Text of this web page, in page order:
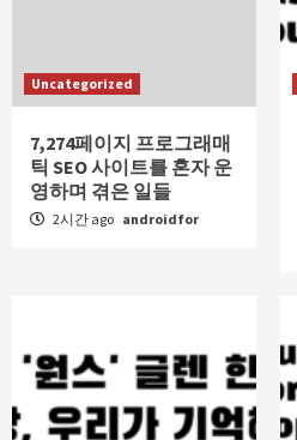
Uncategorized
7,274페이지 프로그래매
틱 SEO 사이트를 혼자 운
영하며 겪은 일들
2시간 ago androidfor